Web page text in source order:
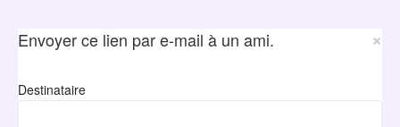
Envoyer ce lien par e-mail à un ami. ×
Destinataire